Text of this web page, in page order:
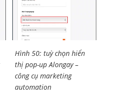
Hình 50: tuỳ chọn hiển
thị pop-up Alongay –
công cụ marketing
automation